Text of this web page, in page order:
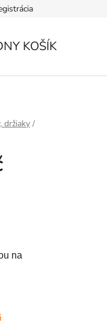
KOŠÍK
držiaky /
na